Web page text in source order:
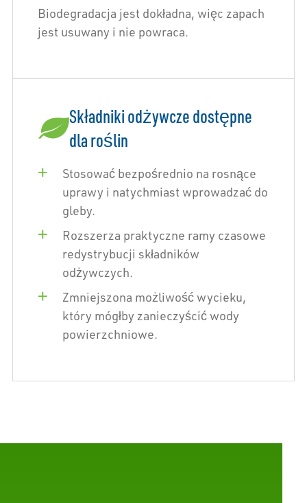
Biodegradacja jest dokładna, więc zapach
jest usuwany i nie powraca.
Składniki odżywcze dostępne
dla roślin
Stosować bezpośrednio na rosnące
uprawy i natychmiast wprowadzać do
gleby.
Rozszerza praktyczne ramy czasowe
redystrybucji składników
odżywczych.
Zmniejszona możliwość wycieku,
który mógłby zanieczyścić wody
powierzchniowe.